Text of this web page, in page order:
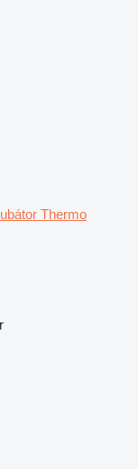
Thermo